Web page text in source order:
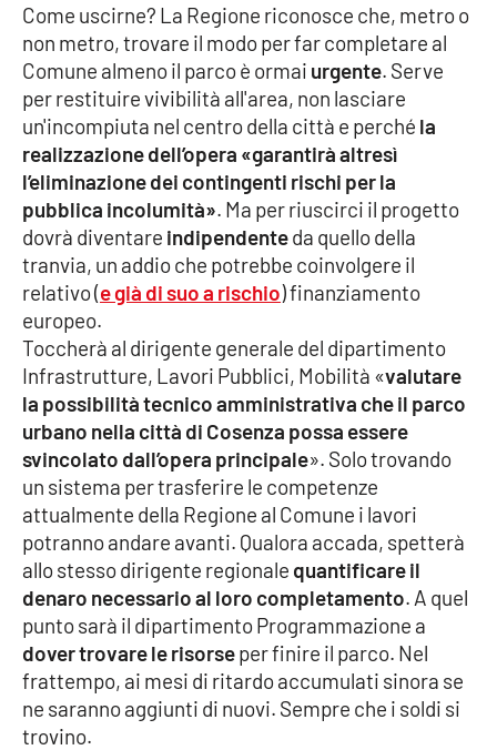
Android
Apple
Come uscirne? La Regione riconosce che, metro o
non metro, trovare il modo per far completare al
Comune almeno il parco è ormai urgente. Serve
per restituire vivibilità all'area, non lasciare
un'incompiuta nel centro della città e perché la
realizzazione dell’opera «garantirà altresì
l’eliminazione dei contingenti rischi per la
pubblica incolumità». Ma per riuscirci il progetto
dovrà diventare indipendenteda quello della
tranvia, un addio che potrebbe coinvolgere il
relativo (e già di suo a rischio) finanziamento
europeo.
Toccherà al dirigente generale del dipartimento
Infrastrutture, Lavori Pubblici, Mobilità «valutare
la possibilità tecnico amministrativa che il parco
urbano nella città di Cosenza possa essere
svincolato dall’opera principale». Solo trovando
un sistema per trasferire le competenze
attualmente della Regione al Comune i lavori
potranno andare avanti. Qualora accada, spetterà
allo stesso dirigente regionale quantificare il
denaro necessario al loro completamento. A quel
punto sarà il dipartimento Programmazione a
dover trovare le risorseper finire il parco. Nel
frattempo, ai mesi di ritardo accumulati sinora se
ne saranno aggiunti di nuovi. Sempre che i soldi si
trovino.